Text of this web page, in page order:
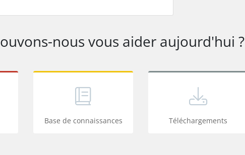
nous vous aider aujourd'hui ?
Base de connaissances Téléchargements